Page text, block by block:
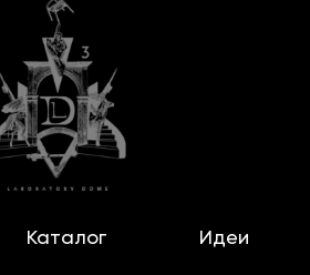
Каталог Идеи